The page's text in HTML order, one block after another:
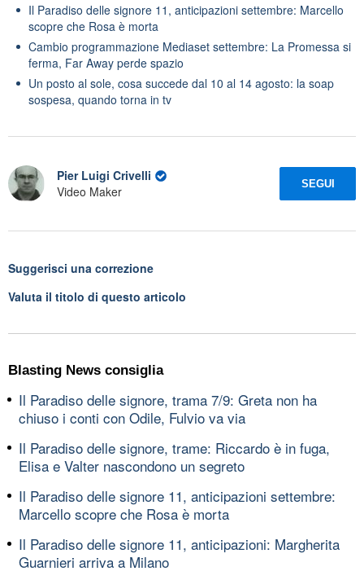
Il Paradiso delle signore 11, anticipazioni settembre: Marcello
scopre che Rosa è morta
Cambio programmazione Mediaset settembre: La Promessa si
ferma, Far Away perde spazio
Un posto al sole, cosa succede dal 10 al 14 agosto: la soap
sospesa, quando torna in tv
Pier Luigi Crivelli
Video Maker
SEGUI
Suggerisci una correzione
Valuta il titolo di questo articolo
Blasting News consiglia
Il Paradiso delle signore, trama 7/9: Greta non ha
chiuso i conti con Odile, Fulvio va via
Il Paradiso delle signore, trame: Riccardo è in fuga,
Elisa e Valter nascondono un segreto
Il Paradiso delle signore 11, anticipazioni settembre:
Marcello scopre che Rosa è morta
Il Paradiso delle signore 11, anticipazioni: Margherita
Guarnieri arriva a Milano